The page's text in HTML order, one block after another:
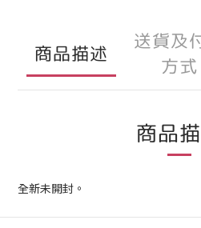
商品描述
送貨及
方式
商品
全新未開封。